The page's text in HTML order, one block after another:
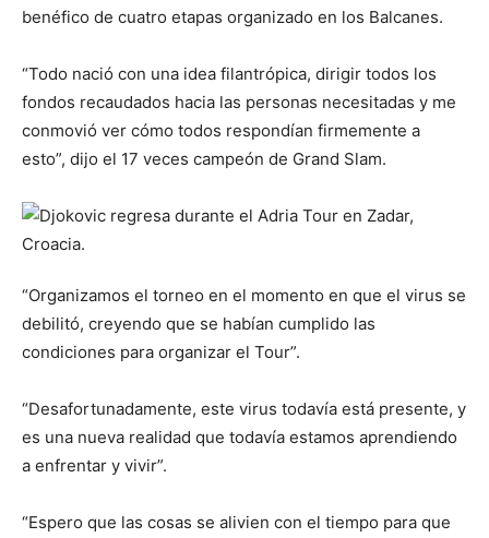
benéfico de cuatro etapas organizado en los Balcanes.
“Todo nació con una idea filantrópica, dirigir todos los
fondos recaudados hacia las personas necesitadas y me
conmovió ver cómo todos respondían firmemente a
esto”, dijo el 17 veces campeón de Grand Slam.
“Organizamos el torneo en el momento en que el virus se
debilitó, creyendo que se habían cumplido las
condiciones para organizar el Tour”.
“Desafortunadamente, este virus todavía está presente, y
es una nueva realidad que todavía estamos aprendiendo
a enfrentar y vivir”.
“Espero que las cosas se alivien con el tiempo para que